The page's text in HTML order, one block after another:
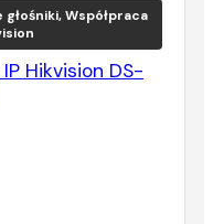
Współpraca
Hikvision DS-